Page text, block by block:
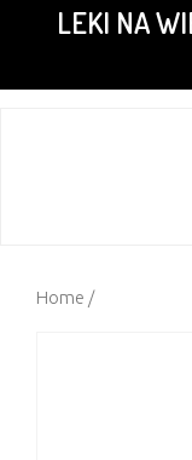
content
LEKI NA
Home /